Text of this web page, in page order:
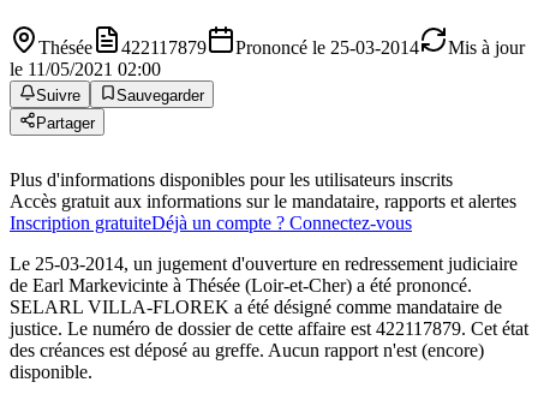
Thésée 422117879 Prononcé le 25-03-2014
Mis à jour
le 11/05/2021 02:00
Suivre
Sauvegarder
Partager
Plus d'informations disponibles pour les utilisateurs inscrits
Accès gratuit aux informations sur le mandataire, rapports et alertes
Inscription gratuiteDéjà un compte ? Connectez-vous
Le 25-03-2014, un jugement d'ouverture en redressement judiciaire
de Earl Markevicinte à Thésée (Loir-et-Cher) a été prononcé.
SELARL VILLA-FLOREK a été désigné comme mandataire de
justice. Le numéro de dossier de cette affaire est 422117879. Cet état
des créances est déposé au greffe. Aucun rapport n'est (encore)
disponible.